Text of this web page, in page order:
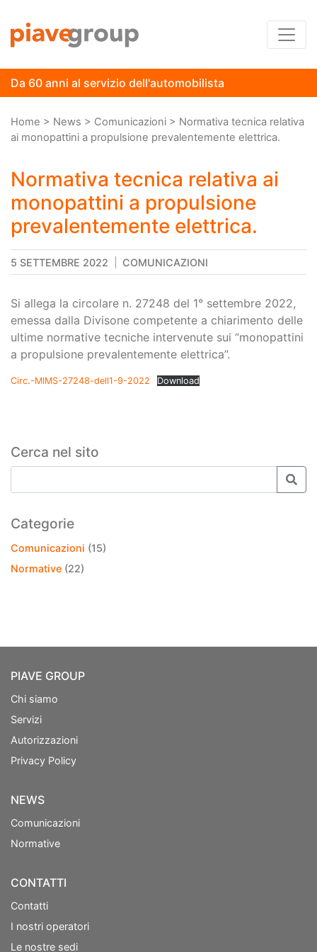
Da 60 anni al servizio dell'automobilista
Percorso a "briciole di pane"
Home > News > Comunicazioni > Normativa tecnica relativa
ai monopattini a propulsione prevalentemente elettrica.
Normativa tecnica relativa ai
monopattini a propulsione
prevalentemente elettrica.
5 SETTEMBRE 2022 COMUNICAZIONI
Si allega la circolare n. 27248 del 1° settembre 2022,
emessa dalla Divisone competente a chiarimento delle
ultime normative tecniche intervenute sui “monopattini
a propulsione prevalentemente elettrica”.
Circ.-MIMS-27248-dell1-9-2022 Download
Cerca nel sito
Categorie
Comunicazioni (15)
Normative (22)
PIAVE GROUP
Chi siamo
Servizi
Autorizzazioni
Privacy Policy
NEWS
Comunicazioni
Normative
CONTATTI
Contatti
I nostri operatori
Le nostre sedi